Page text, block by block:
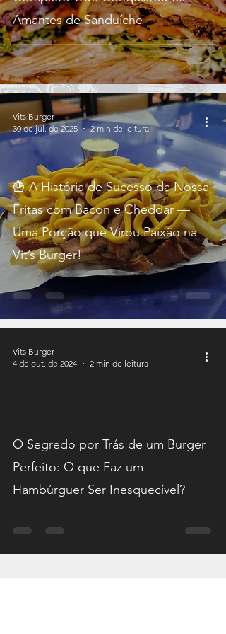
Amantes de Sanduíche
🍟 A História de Sucesso da Nossa
Fritas com Bacon e Cheddar —
Uma Porção que Virou Paixão na
Vit’s Burger!
Vits Burger
30 de jul. de 2025
2 min de leitura
O Segredo por Trás de um Burger
Perfeito: O que Faz um
Hambúrguer Ser Inesquecível?
Vits Burger
4 de out. de 2024
2 min de leitura